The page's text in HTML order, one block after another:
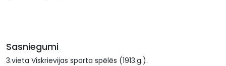
Sasniegumi
3.vieta Viskrievijas sporta spēlēs (1913.g.).